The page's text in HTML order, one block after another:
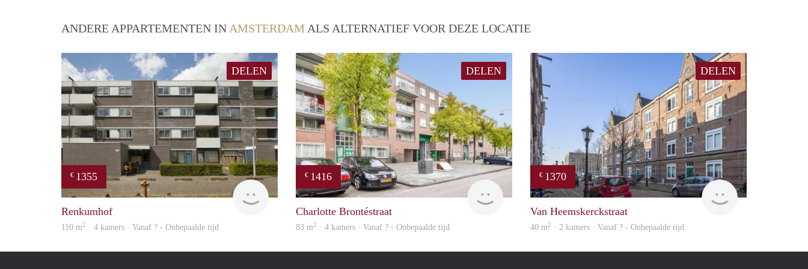
ANDERE APPARTEMENTEN IN AMSTERDAM ALS ALTERNATIEF VOOR DEZE LOCATIE
DELEN
€ 1355
finder
Renkumhof
110 m2 · 4 kamers · Vanaf ? - Onbepaalde tijd
DELEN
€ 1416
Charlotte Brontéstraat
83 m2 · 4 kamers · Vanaf ? - Onbepaalde tijd
DELEN
€ 1370
finder
Van Heemskerckstraat
40 m2 · 2 kamers · Vanaf ? - Onbepaalde tijd